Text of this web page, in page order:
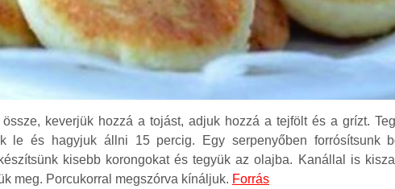
keverjük hozzá a tojást, adjuk hozzá a tejfölt és a grízt.
le és hagyjuk állni 15 percig. Egy serpenyőben forrósítsunk
kisebb korongokat és tegyük az olajba. Kanállal is
meg. Porcukorral megszórva kínáljuk. Forrás